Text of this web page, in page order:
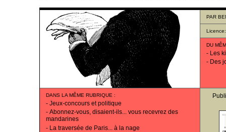
PAR
DU
- Les
- Des
DANS LA MÊME RUBRIQUE :
- Jeux-concours et politique
- Abonnez-vous, disaient-ils... vous recevrez des
mandarines
- La traversée de Paris... à la nage